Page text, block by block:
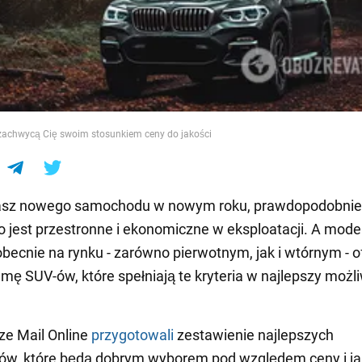
Cię swoim stosunkiem ceny do jakości
nowego samochodu w nowym roku,
jest przestronne i ekonomiczne w eksploatacji. A
na rynku - zarówno pierwotnym, jak i wtórnym -
SUV-ów, które spełniają te kryteria w najlepszy
Mail Online przygotowali zestawienie najlepszych
które będą dobrym wyborem pod względem ceny i